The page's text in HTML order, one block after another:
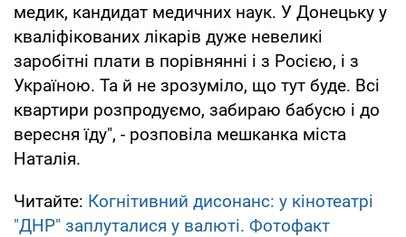
медик, кандидат медичних наук. У Донецьку у
кваліфікованих лікарів дуже невеликі
заробітні плати в порівнянні і з Росією, і з
Україною. Та й не зрозуміло, що тут буде. Всі
квартири розпродуємо, забираю бабусю і до
вересня їду", - розповіла мешканка міста
Наталія.
Читайте: Когнітивний дисонанс: у кінотеатрі
"ДНР" заплуталися у валюті. Фотофакт